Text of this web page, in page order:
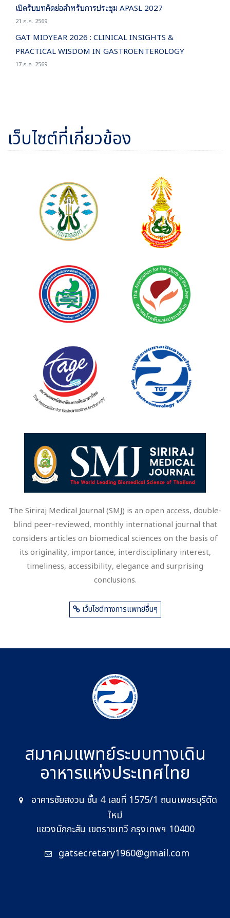
เปิดรับบทคัดย่อสำหรับการประชุม APASL 2027
21 ก.ค. 2569
GAT MIDYEAR 2026 : CLINICAL INSIGHTS &
PRACTICAL WISDOM IN GASTROENTEROLOGY
17 ก.ค. 2569
เว็บไซต์ที่เกี่ยวข้อง
The Siriraj Medical Journal (SMJ) is an open access, double-
blind peer-reviewed, monthly international journal that
considers articles on biomedical sciences on the basis of
its originality, importance, interdisciplinary interest,
timeliness, accessibility, elegance and surprising
conclusions.
เว็บไซต์ทางการแพทย์อื่นๆ
สมาคมแพทย์ระบบทางเดิน
อาหารแห่งประเทศไทย
อาคารชัยสงวน ชั้น 4 เลขที่ 1575/1 ถนนเพชรบุรีตัด
ใหม่
แขวงมักกะสัน เขตราชเทวี กรุงเทพฯ 10400
gatsecretary1960@gmail.com